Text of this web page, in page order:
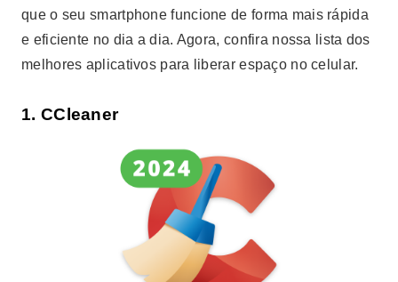
que o seu smartphone funcione de forma mais rápida
e eficiente no dia a dia. Agora, confira nossa lista dos
melhores aplicativos para liberar espaço no celular.
1. CCleaner